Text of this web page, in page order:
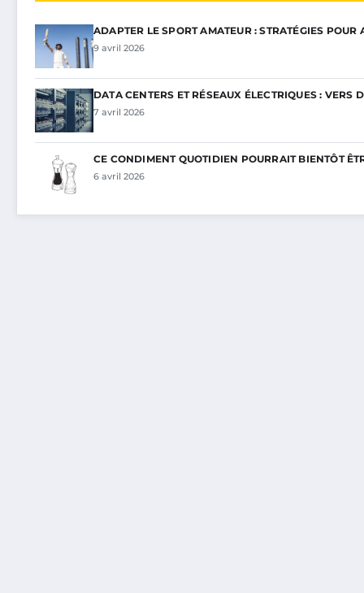
ADAPTER LE SPORT AMATEUR : STRATÉGIES POUR
9 avril 2026
DATA CENTERS ET RÉSEAUX ÉLECTRIQUES : VERS
7 avril 2026
CE CONDIMENT QUOTIDIEN POURRAIT BIENTÔT
6 avril 2026